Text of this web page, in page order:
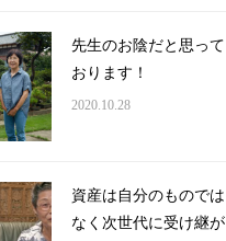
先生のお陰だと思って
おります！
2020.10.28
資産は自分のものでは
なく次世代に受け継が